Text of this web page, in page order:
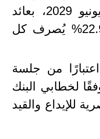
يونيو 2026 حتى 16 يونيو 2029، بعائد
سنوي ثابت قدره 22.983% يُصرف كل
من جلسة
وذلك وفقًا لخطابي البنك
للإيداع والقيد